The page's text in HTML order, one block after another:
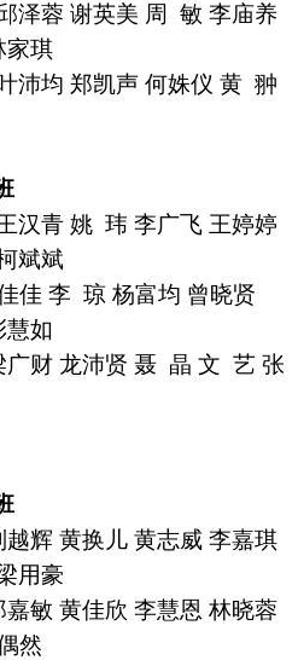
泽蓉 谢英美 周 敏 李庙养
家琪
沛均 郑凯声 何姝仪 黄 翀
汉青 姚 玮 李广飞 王婷婷
斌斌
佳 李 琼 杨富均 曾晓贤
如
广财 龙沛贤 聂 晶 文 艺 张
辉 黄换儿 黄志威 李嘉琪
用豪
敏 黄佳欣 李慧恩 林晓蓉
然